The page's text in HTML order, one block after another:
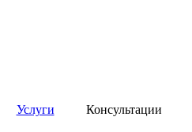
Услуги Консультации